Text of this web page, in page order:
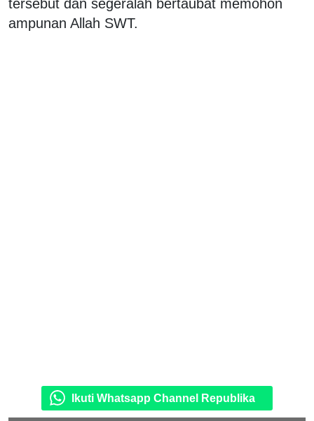
tersebut dan segeralah bertaubat memohon
ampunan Allah SWT.
Ikuti Whatsapp Channel Republika